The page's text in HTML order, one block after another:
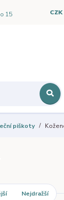
CZK
15
piškoty
Nejdražší